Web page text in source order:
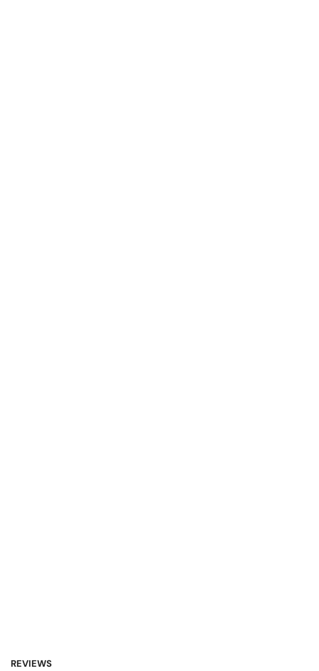
REVIEWS